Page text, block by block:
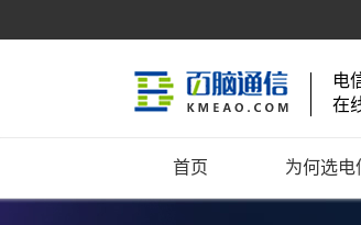
电
在
首页 为何选电